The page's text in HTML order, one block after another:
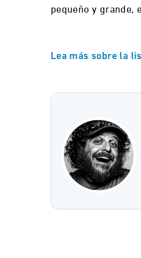
pequeño y grande,
Lea más sobre la